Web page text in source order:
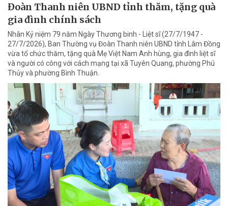
Đoàn Thanh niên UBND tỉnh thăm, tặng quà
gia đình chính sách
Nhân Kỷ niệm 79 năm Ngày Thương binh - Liệt sĩ (27/7/1947 -
27/7/2026), Ban Thường vụ Đoàn Thanh niên UBND tỉnh Lâm Đồng
vừa tổ chức thăm, tặng quà Mẹ Việt Nam Anh hùng, gia đình liệt sĩ
và người có công với cách mạng tại xã Tuyên Quang, phường Phú
Thủy và phường Bình Thuận.